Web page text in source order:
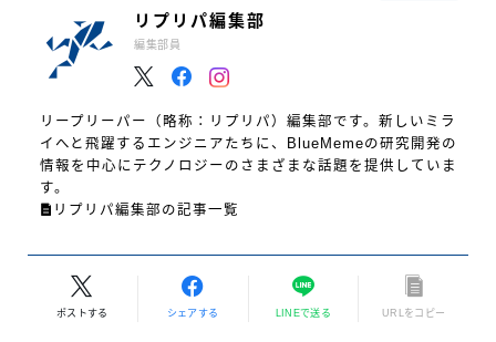
リプリパ編集部
編集部員
リープリーパー（略称：リプリパ）編集部です。新しいミラ
イへと飛躍するエンジニアたちに、BlueMemeの研究開発の
情報を中心にテクノロジーのさまざまな話題を提供していま
す。
リプリパ編集部の記事一覧
ポストする シェアする LINEで送る URLをコピー